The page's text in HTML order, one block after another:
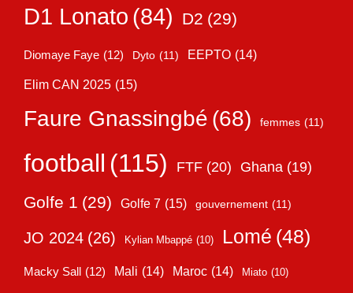
D1 Lonato (84) D2 (29)
Diomaye Faye (12) Dyto (11) EEPTO (14)
Elim CAN 2025 (15)
Faure Gnassingbé (68) femmes (11)
football (115) FTF (20) Ghana (19)
Golfe 1 (29) Golfe 7 (15) gouvernement (11)
JO 2024 (26) Kylian Mbappé (10) Lomé (48)
Macky Sall (12) Mali (14) Maroc (14) Miato (10)